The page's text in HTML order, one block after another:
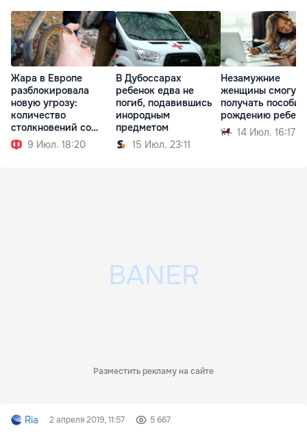
Жара в Европе
разблокировала
новую угрозу:
количество
столкновений со
змеями выросло
9 Июл. 18:20
В Дубоссарах
ребенок едва не
погиб, подавившись
инородным
предметом
15 Июл. 23:11
Незамужние
женщины смогут
получать
рождению
14 Июл. 16:17
Разместить рекламу на сайте
Ria 2 апреля 2019, 11:57 5 667